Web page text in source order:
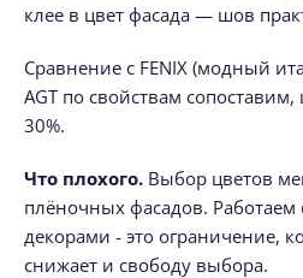
клее в цвет фасада — шов
Сравнение с FENIX (модный
AGT по свойствам
30%.
Что плохого. Выбор цветов
плёночных фасадов.
декорами - это ограничение,
снижает и свободу выбора.